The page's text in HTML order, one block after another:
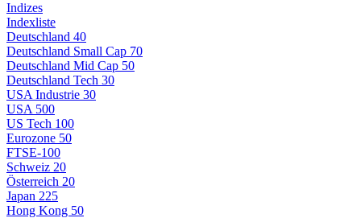
Indizes
Indexliste
Deutschland 40
Deutschland Small Cap 70
Deutschland Mid Cap 50
Deutschland Tech 30
USA Industrie 30
USA 500
US Tech 100
Eurozone 50
FTSE-100
Schweiz 20
Österreich 20
Japan 225
Hong Kong 50